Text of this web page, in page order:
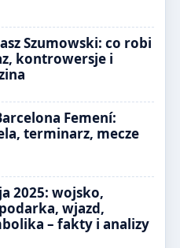
Szumowski: co robi
kontrowersje i
Femení:
terminarz, mecze
2025: wojsko,
wjazd,
– fakty i analizy